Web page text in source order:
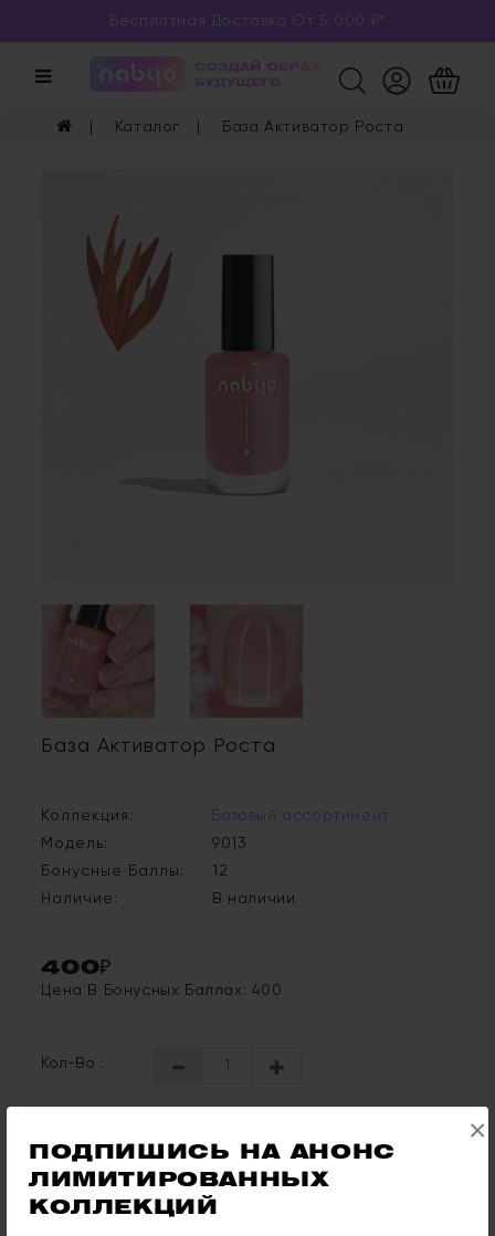
ПОДПИШИСЬ НА АНОНС
ЛИМИТИРОВАННЫХ
КОЛЛЕКЦИЙ
×
Бесплатная Доставка От 5 000 ₽*
Каталог База Активатор Роста
База Активатор Роста
Коллекция:
Базовый ассортимент
Модель:
9013
Бонусные Баллы:
12
Наличие:
В наличии
400₽
Цена В Бонусных Баллах: 400
Кол-Во :
Купить